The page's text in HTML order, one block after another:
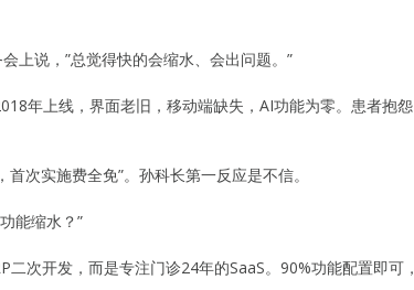
上说，”总觉得快的会缩水、会出问题。”
年上线，界面老旧，移动端缺失，AI功能为零。患者抱怨
次实施费全免”。孙科长第一反应是不信。
能缩水？”
次开发，而是专注门诊24年的SaaS。90%功能配置即可，